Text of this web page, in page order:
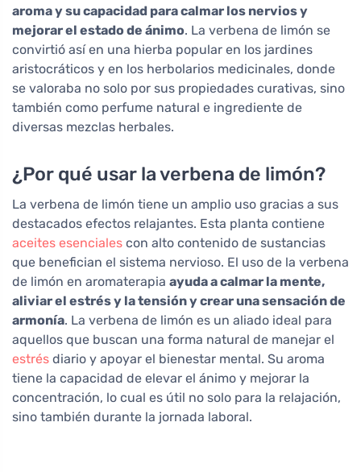
aroma y su capacidad para calmar los nervios y
mejorar el estado de ánimo. La verbena de limón se
convirtió así en una hierba popular en los jardines
aristocráticos y en los herbolarios medicinales, donde
se valoraba no solo por sus propiedades curativas, sino
también como perfume natural e ingrediente de
diversas mezclas herbales.
¿Por qué usar la verbena de limón?
La verbena de limón tiene un amplio uso gracias a sus
destacados efectos relajantes. Esta planta contiene
aceites esenciales con alto contenido de sustancias
que benefician el sistema nervioso. El uso de la verbena
de limón en aromaterapia ayuda a calmar la mente,
aliviar el estrés y la tensión y crear una sensación de
armonía. La verbena de limón es un aliado ideal para
aquellos que buscan una forma natural de manejar el
estrés diario y apoyar el bienestar mental. Su aroma
tiene la capacidad de elevar el ánimo y mejorar la
concentración, lo cual es útil no solo para la relajación,
sino también durante la jornada laboral.